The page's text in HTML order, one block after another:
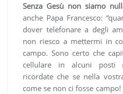
Senza Gesù non siamo
anche Papa Francesco:
dover telefonare a degli
non riesco a mettermi in
campo. Sono certo che
cellulare in alcuni posti
ricordate che se nella
come se non ci fosse